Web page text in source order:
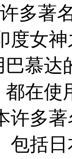
多著
度女
慕达
都在
许多
包括